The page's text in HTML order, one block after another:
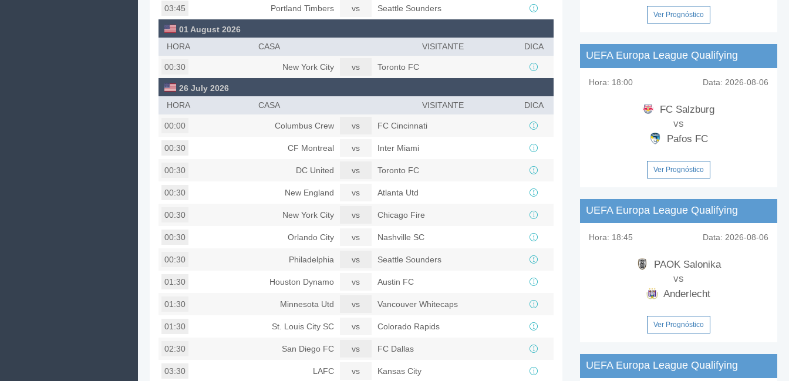
03:45 Portland Timbers vs Seattle Sounders
01 August 2026
HORA
CASA VISITANTE DICA
00:30 New York City vs Toronto FC
26 July 2026
HORA
CASA VISITANTE DICA
00:00 Columbus Crew vs FC Cincinnati
00:30 CF Montreal vs Inter Miami
00:30 DC United vs Toronto FC
00:30 New England vs Atlanta Utd
00:30 New York City vs Chicago Fire
00:30 Orlando City vs Nashville SC
00:30 Philadelphia vs Seattle Sounders
01:30 Houston Dynamo vs Austin FC
01:30 Minnesota Utd vs Vancouver Whitecaps
01:30 St. Louis City SC vs Colorado Rapids
02:30 San Diego FC vs FC Dallas
03:30 LAFC vs Kansas City
Ver Prognóstico
UEFA Europa League Qualifying
Hora: 18:00 Data: 2026-08-06
FC Salzburg
vs
Pafos FC
Ver Prognóstico
UEFA Europa League Qualifying
Hora: 18:45 Data: 2026-08-06
PAOK Salonika
vs
Anderlecht
Ver Prognóstico
UEFA Europa League Qualifying